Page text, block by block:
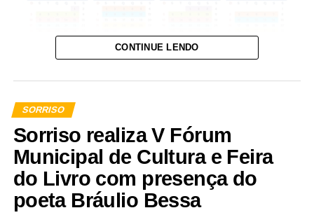
CONTINUE LENDO
SORRISO
Sorriso realiza V Fórum
Municipal de Cultura e Feira
do Livro com presença do
poeta Bráulio Bessa